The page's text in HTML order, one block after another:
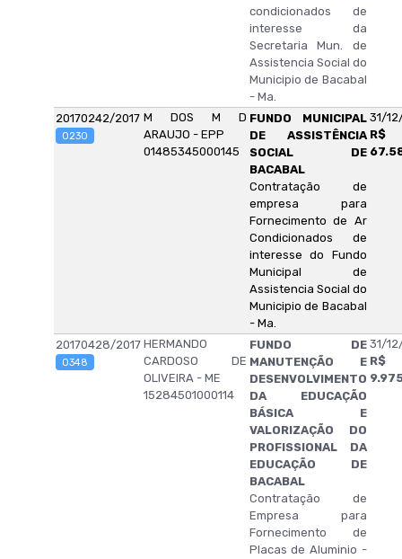
condicionados de
interesse da
Secretaria Mun. de
Assistencia Social do
Municipio de Bacabal
- Ma.
20170242/2017
0230
M DOS M D
ARAUJO - EPP
01485345000145
FUNDO MUNICIPAL
DE ASSISTÊNCIA
SOCIAL DE
BACABAL
Contratação de
empresa para
Fornecimento de Ar
Condicionados de
interesse do Fundo
Municipal de
Assistencia Social do
Municipio de Bacabal
- Ma.
31/
R$
20170428/2017
0348
HERMANDO
CARDOSO DE
OLIVEIRA - ME
15284501000114
FUNDO DE
MANUTENÇÃO E
DESENVOLVIMENTO
DA EDUCAÇÃO
BÁSICA E
VALORIZAÇÃO DO
PROFISSIONAL DA
EDUCAÇÃO DE
BACABAL
Contratação de
Empresa para
Fornecimento de
Placas de Aluminio -
31/
R$